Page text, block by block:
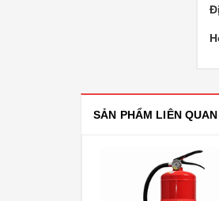
SẢN PHẨM LIÊN QUAN